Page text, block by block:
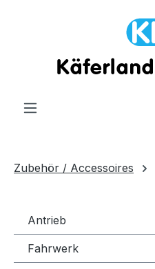
Zum Hauptinhalt springen
Zubehör / Accessoires
Antrieb
Fahrwerk